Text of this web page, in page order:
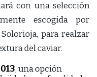
con una selección
escogida por
para realzar
del caviar.
, una opción